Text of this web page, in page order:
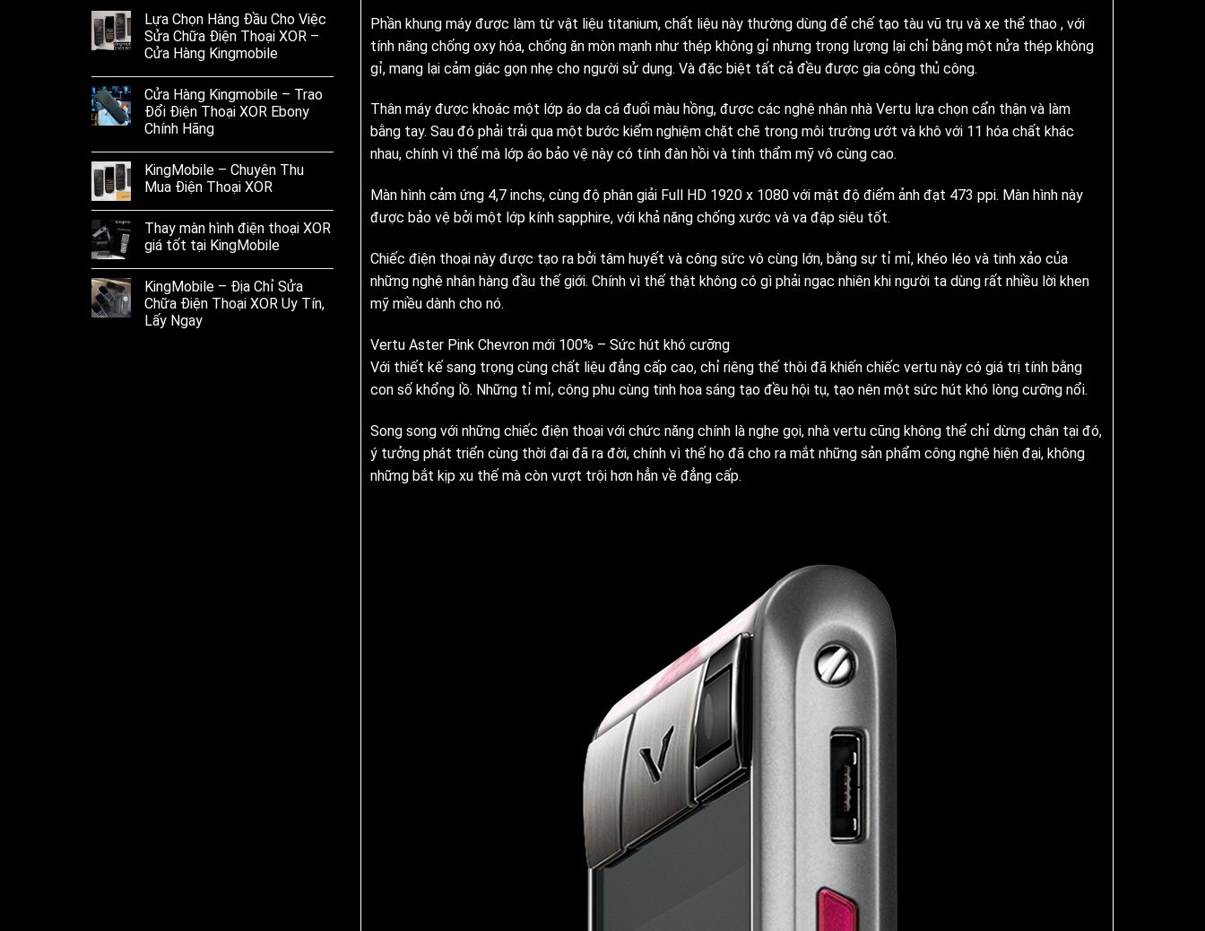
Lựa Chọn Hàng Đầu Cho Việc
Sửa Chữa Điện Thoại XOR –
Cửa Hàng Kingmobile
Cửa Hàng Kingmobile – Trao
Đổi Điện Thoại XOR Ebony
Chính Hãng
KingMobile – Chuyên Thu
Mua Điện Thoại XOR
Thay màn hình điện thoại XOR
giá tốt tại KingMobile
KingMobile – Địa Chỉ Sửa
Chữa Điện Thoại XOR Uy Tín,
Lấy Ngay
Phần khung máy được làm từ vật liệu titanium, chất liệu này thường dùng để chế tạo tàu vũ trụ và xe thể thao , với
tính năng chống oxy hóa, chống ăn mòn mạnh như thép không gỉ nhưng trọng lượng lại chỉ bằng một nửa thép không
gỉ, mang lại cảm giác gọn nhẹ cho người sử dụng. Và đặc biệt tất cả đều được gia công thủ công.
Thân máy được khoác một lớp áo da cá đuối màu hồng, được các nghệ nhân nhà Vertu lựa chọn cẩn thận và làm
bằng tay. Sau đó phải trải qua một bước kiểm nghiệm chặt chẽ trong môi trường ướt và khô với 11 hóa chất khác
nhau, chính vì thế mà lớp áo bảo vệ này có tính đàn hồi và tính thẩm mỹ vô cùng cao.
Màn hình cảm ứng 4,7 inchs, cùng độ phân giải Full HD 1920 x 1080 với mật độ điểm ảnh đạt 473 ppi. Màn hình này
được bảo vệ bởi một lớp kính sapphire, với khả năng chống xước và va đập siêu tốt.
Chiếc điện thoại này được tạo ra bởi tâm huyết và công sức vô cùng lớn, bằng sự tỉ mỉ, khéo léo và tinh xảo của
những nghệ nhân hàng đầu thế giới. Chính vì thế thật không có gì phải ngạc nhiên khi người ta dùng rất nhiều lời khen
mỹ miều dành cho nó.
Vertu Aster Pink Chevron mới 100% – Sức hút khó cưỡng
Với thiết kế sang trọng cùng chất liệu đẳng cấp cao, chỉ riêng thế thôi đã khiến chiếc vertu này có giá trị tính bằng
con số khổng lồ. Những tỉ mỉ, công phu cùng tinh hoa sáng tạo đều hội tụ, tạo nên một sức hút khó lòng cưỡng nổi.
Song song với những chiếc điện thoại với chức năng chính là nghe gọi, nhà vertu cũng không thể chỉ dừng chân tại đó,
ý tưởng phát triển cùng thời đại đã ra đời, chính vì thế họ đã cho ra mắt những sản phẩm công nghệ hiện đại, không
những bắt kịp xu thế mà còn vượt trội hơn hẳn về đẳng cấp.